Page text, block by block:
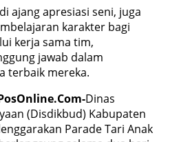
ajang apresiasi seni, juga
karakter bagi
kerja sama tim,
jawab dalam
terbaik mereka.
Dinas
(Disdikbud) Kabupaten
Parade Tari Anak